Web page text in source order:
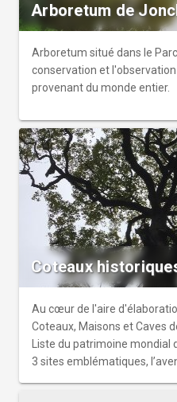
Arboretum de
Arboretum situé dans le
conservation et
provenant du monde entier.
Coteaux
Au cœur de l'aire
Coteaux, Maisons et Caves
Liste du patrimoine mondial
3 sites emblématiques,
historiques d'Hautvillers et